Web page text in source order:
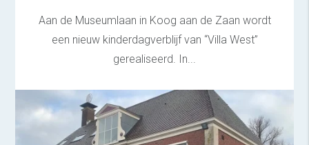
Aan de Museumlaan in Koog aan de Zaan wordt
een nieuw kinderdagverblijf van “Villa West”
gerealiseerd. In...